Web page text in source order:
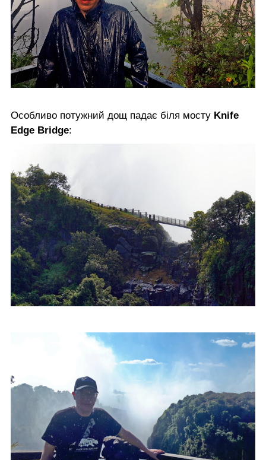
Особливо потужний дощ падає біля мосту Knife
Edge Bridge: